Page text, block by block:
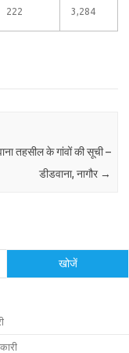
222 3,284
तहसील के गांवों की सूची –
डीडवाना, नागौर →
खोजें